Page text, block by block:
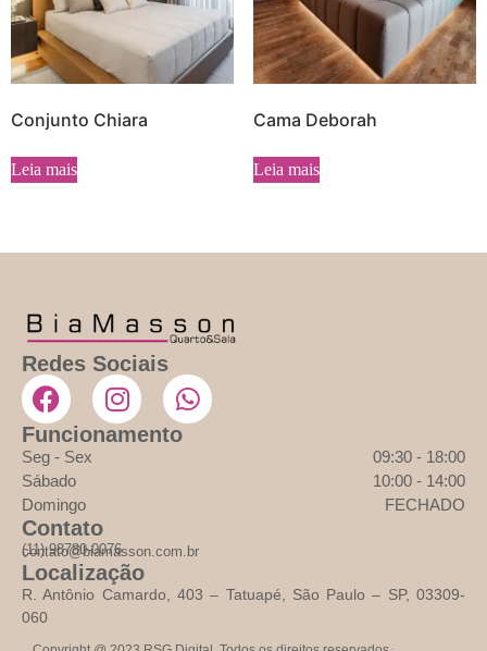
Conjunto Chiara
Leia mais
Cama Deborah
Leia mais
Redes Sociais
Funcionamento
Seg - Sex
09:30 - 18:00
Sábado
10:00 - 14:00
Domingo
FECHADO
Contato
(11) 98780-0076
contato@biamasson.com.br
Localização
R. Antônio Camardo, 403 – Tatuapé, São Paulo – SP, 03309-
060